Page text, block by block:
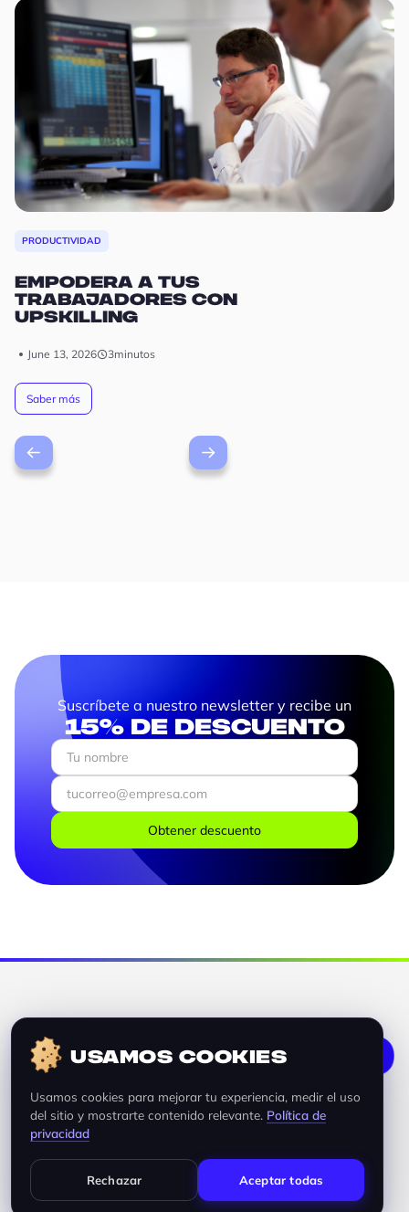
PRODUCTIVIDAD
Empodera a tus
trabajadores con
Upskilling
June 13, 2026 3minutos
Saber más
Suscríbete a nuestro newsletter y recibe un
15% de descuento
Todos los derechos reservados © Fichap
Políticas de Calidad
Términos y Condiciones
Políticas de Privacidad
Políticas de Seguridad
USAMOS COOKIES
Usamos cookies para mejorar tu experiencia, medir el uso
del sitio y mostrarte contenido relevante. Política de
privacidad
Rechazar Aceptar todas